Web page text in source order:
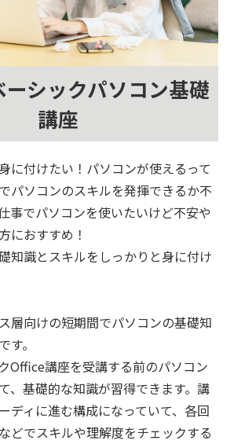
ーシックパソコン基礎
講座
に付けたい！パソコンが使えるって
パソコンのスキルを発揮できるか不
事でパソコンを使いたいけど不安や
におすすめ！
知識とスキルをしっかりと身に付け
層向けの短期間でパソコンの基礎知
。
Office講座を受講する前のパソコン
、基礎的な知識が習得できます。講
ディに進む構成になっていて、各回
どでスキルや理解度をチェックする